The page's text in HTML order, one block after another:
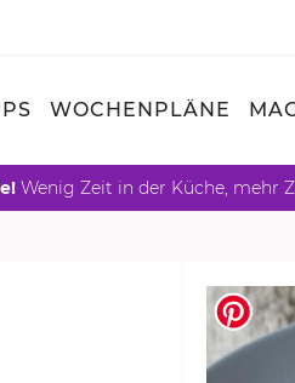
WOCHENPLÄNE
Wenig Zeit in der Küche, mehr